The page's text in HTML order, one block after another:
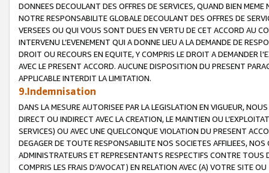
DONNEES DECOULANT DES OFFRES DE SERVICES, QUAND BIEN
NOTRE RESPONSABILITE GLOBALE DECOULANT DES OFFRES DE
VERSEES OU QUI VOUS SONT DUES EN VERTU DE CET ACCORD AU
INTERVENU L’EVENEMENT QUI A DONNE LIEU A LA DEMANDE DE
DROIT OU RECOURS EN EQUITE, Y COMPRIS LE DROIT A DEMANDER
AVEC LE PRESENT ACCORD. AUCUNE DISPOSITION DU PRESENT
APPLICABLE INTERDIT LA LIMITATION.
9.Indemnisation
DANS LA MESURE AUTORISEE PAR LA LEGISLATION EN VIGUEUR,
DIRECT OU INDIRECT AVEC LA CREATION, LE MAINTIEN OU
SERVICES) OU AVEC UNE QUELCONQUE VIOLATION DU PRESENT
DEGAGER DE TOUTE RESPONSABILITE NOS SOCIETES AFFILIEES,
ADMINISTRATEURS ET REPRESENTANTS RESPECTIFS CONTRE
COMPRIS LES FRAIS D’AVOCAT) EN RELATION AVEC (A) VOTRE SITE